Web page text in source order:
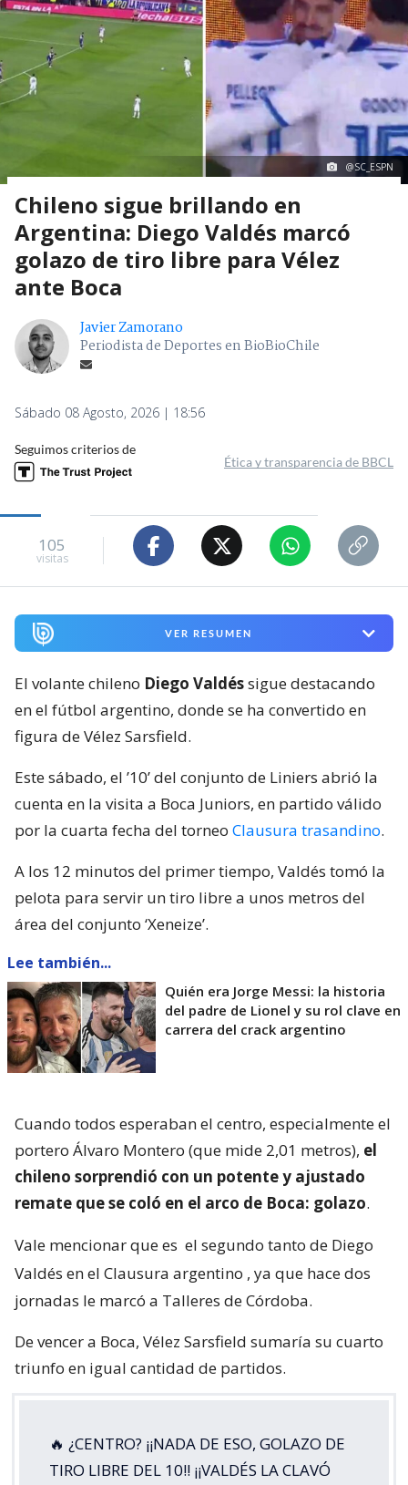
@SC_ESPN
Chileno sigue brillando en
Argentina: Diego Valdés marcó
golazo de tiro libre para Vélez
ante Boca
Javier Zamorano
Periodista de Deportes en BioBioChile
Sábado 08 Agosto, 2026 | 18:56
Seguimos criterios de
Ética y transparencia de BBCL
105
visitas
VER RESUMEN
El volante chileno Diego Valdéssigue destacando
en el fútbol argentino, donde se ha convertido en
figura de Vélez Sarsfield.
Este sábado, el ’10’ del conjunto de Liniers abrió la
cuenta en la visita a Boca Juniors, en partido válido
por la cuarta fecha del torneo Clausura trasandino.
A los 12 minutos del primer tiempo, Valdés tomó la
pelota para servir un tiro libre a unos metros del
área del conjunto ‘Xeneize’.
Lee también...
Quién era Jorge Messi: la historia
del padre de Lionel y su rol clave en
carrera del crack argentino
Cuando todos esperaban el centro, especialmente el
portero Álvaro Montero (que mide 2,01 metros), el
chileno sorprendió con un potente y ajustado
remate que se coló en el arco de Boca: golazo.
Vale mencionar que es el segundo tanto de Diego
Valdés en el Clausura argentino , ya que hace dos
jornadas le marcó a Talleres de Córdoba.
De vencer a Boca, Vélez Sarsfield sumaría su cuarto
triunfo en igual cantidad de partidos.
🔥 ¿CENTRO? ¡¡NADA DE ESO, GOLAZO DE
TIRO LIBRE DEL 10!! ¡¡VALDÉS LA CLAVÓ